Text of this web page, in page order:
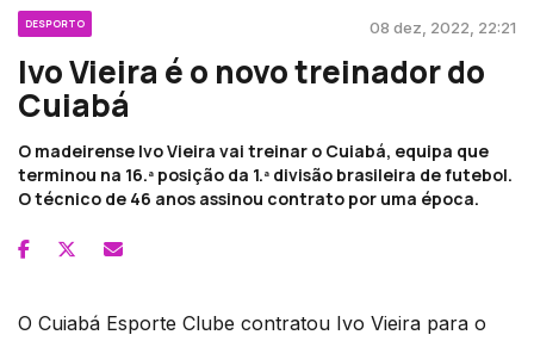
DESPORTO 08 dez, 2022, 22:21
Ivo Vieira é o novo treinador do
Cuiabá
O madeirense Ivo Vieira vai treinar o Cuiabá, equipa que
terminou na 16.ª posição da 1.ª divisão brasileira de futebol.
O técnico de 46 anos assinou contrato por uma época.
O Cuiabá Esporte Clube contratou Ivo Vieira para o